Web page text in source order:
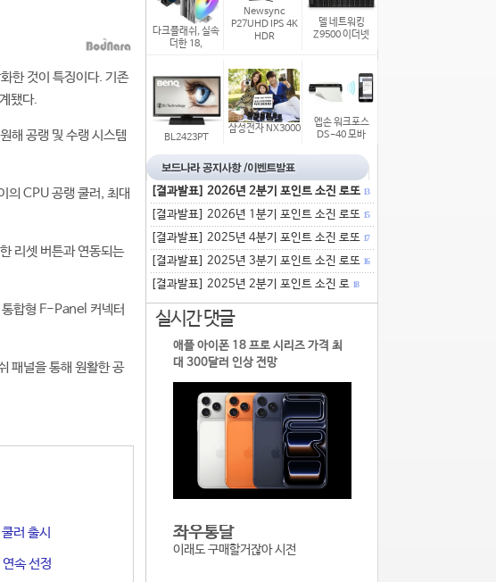
한 것이 특징이다. 기존
됐다.
해 공랭 및 수랭 시스템
CPU 공랭 쿨러, 최대
리셋 버튼과 연동되는
합형 F-Panel 커넥터
패널을 통해 원활한 공
러 출시
속 선정
다크플래쉬, 실속
더한 18,
Newsync
P27UHD IPS 4K
HDR
델 네트워킹
Z9500 이더넷
BL2423PT
삼성전자 NX3000
엡손 워크포스
DS-40 모바
[결과발표] 2026년 2분기 포인트 소진 로또 13
[결과발표] 2026년 1분기 포인트 소진 로또 15
[결과발표] 2025년 4분기 포인트 소진 로또 17
[결과발표] 2025년 3분기 포인트 소진 로또 16
[결과발표] 2025년 2분기 포인트 소진 로 18
실시간 댓글
애플 아이폰 18 프로 시리즈 가격 최
대 300달러 인상 전망
좌우통달
이래도 구매할거잖아 시전